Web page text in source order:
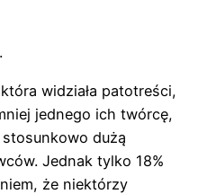
widziała patotreści,
jednego ich twórcę,
dużą
Jednak tylko 18%
że niektórzy